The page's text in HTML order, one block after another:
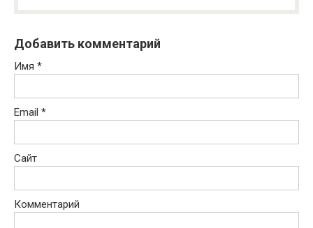
Добавить комментарий
Имя *
Email *
Сайт
Комментарий